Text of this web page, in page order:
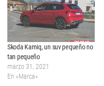
Skoda Kamiq, un suv pequeño no
tan pequeño
marzo 31, 2021
En «Marca»